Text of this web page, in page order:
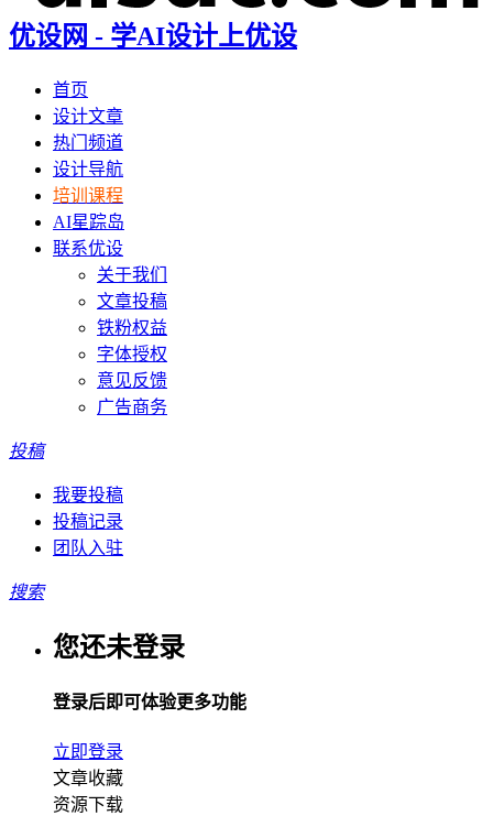
优设网 - 学AI设计上优设
首页
设计文章
热门频道
设计导航
培训课程
AI星踪岛
联系优设
关于我们
文章投稿
铁粉权益
字体授权
意见反馈
广告商务
投稿
我要投稿
投稿记录
团队入驻
搜索
您还未登录
登录后即可体验更多功能
立即登录
文章收藏
资源下载